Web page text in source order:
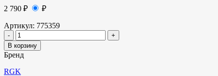
2 790 ₽ ₽
Артикул: 775359
В корзину
Бренд
RGK